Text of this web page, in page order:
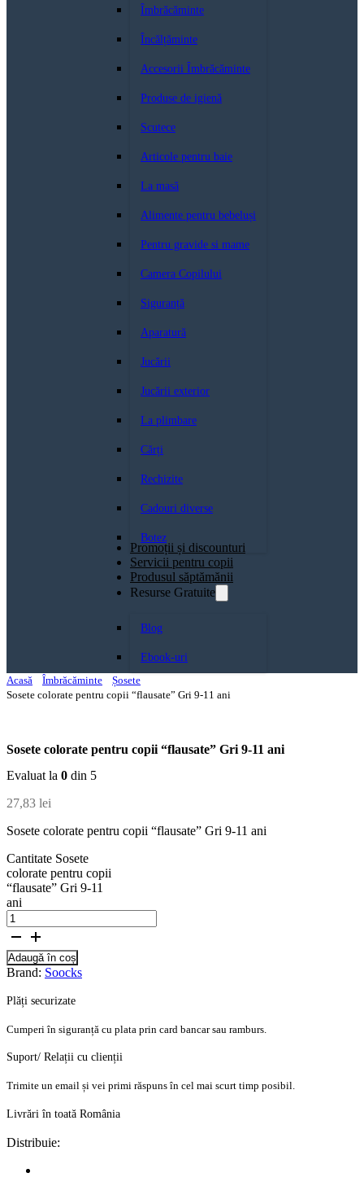
Îmbrăcăminte
Încălțăminte
Accesorii Îmbrăcăminte
Produse de igienă
Scutece
Articole pentru baie
La masă
Alimente pentru bebeluși
Pentru gravide si mame
Camera Copilului
Siguranță
Aparatură
Jucării
Jucării exterior
La plimbare
Cărți
Rechizite
Cadouri diverse
Botez
Promoții și discounturi
Servicii pentru copii
Produsul săptămănii
Resurse Gratuite
Blog
Ebook-uri
Acasă
Îmbrăcăminte
Șosete
Sosete colorate pentru copii “flausate” Gri 9-11 ani
Sosete colorate pentru copii “flausate” Gri 9-11 ani
Evaluat la 0 din 5
27,83 lei
Sosete colorate pentru copii “flausate” Gri 9-11 ani
Cantitate Sosete
colorate pentru copii
“flausate” Gri 9-11
ani
Adaugă în coș
Brand: Soocks
Plăți securizate
Cumperi în siguranță cu plata prin card bancar sau ramburs.
Suport/ Relații cu clienții
Trimite un email și vei primi răspuns în cel mai scurt timp posibil.
Livrări în toată România
Distribuie: